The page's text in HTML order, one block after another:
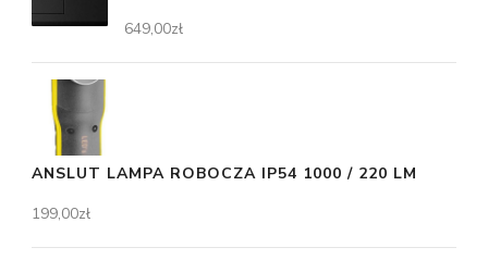
649,00zł
ANSLUT LAMPA ROBOCZA IP54 1000 / 220 LM
199,00zł